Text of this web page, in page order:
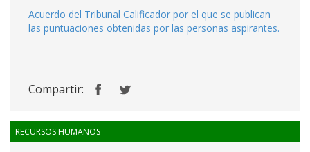
Acuerdo del Tribunal Calificador por el que se publican
las puntuaciones obtenidas por las personas aspirantes.
Compartir:
RECURSOS HUMANOS